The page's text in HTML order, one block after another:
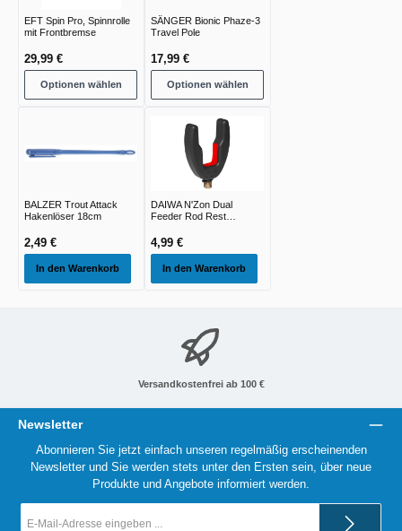
EFT Spin Pro, Spinnrolle
mit Frontbremse
29,99 €
Optionen wählen
SÄNGER Bionic Phaze-3
Travel Pole
17,99 €
Optionen wählen
BALZER Trout Attack
Hakenlöser 18cm
2,49 €
In den Warenkorb
DAIWA N'Zon Dual
Feeder Rod Rest
1,00cm
4,99 €
In den Warenkorb
Versandkostenfrei ab 100 €
Newsletter
Abonnieren Sie jetzt einfach unseren regelmäßig erscheinenden
Newsletter und Sie werden stets unter den Ersten sein, über neue
Produkte und Angebote informiert werden.
Mail-